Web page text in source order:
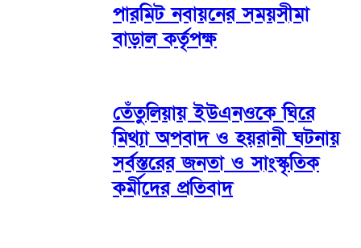
পারমিট নবায়নের সময়সীমা
বাড়াল কর্তৃপক্ষ
তেঁতুলিয়ায় ইউএনওকে ঘিরে
মিথ্যা অপবাদ ও হয়রানী ঘটনায়
সর্বস্তরের জনতা ও সাংস্কৃতিক
কর্মীদের প্রতিবাদ